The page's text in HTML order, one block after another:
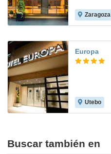
Zaragoza
Europa
Utebo
Buscar también en